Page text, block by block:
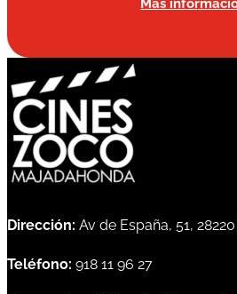
Más
Dirección: Av de España, 51,
Teléfono: 918 11 96 27